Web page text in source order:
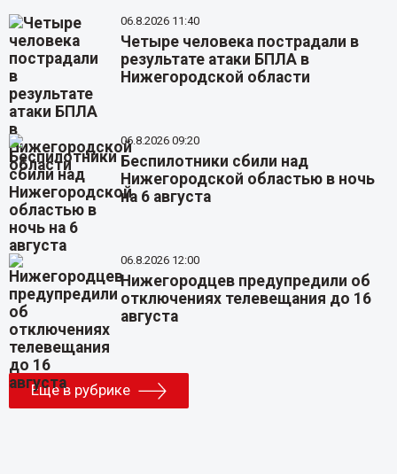
06.8.2026 11:40
Четыре человека пострадали в
результате атаки БПЛА в
Нижегородской области
06.8.2026 09:20
Беспилотники сбили над
Нижегородской областью в ночь
на 6 августа
06.8.2026 12:00
Нижегородцев предупредили об
отключениях телевещания до 16
августа
Еще в рубрике